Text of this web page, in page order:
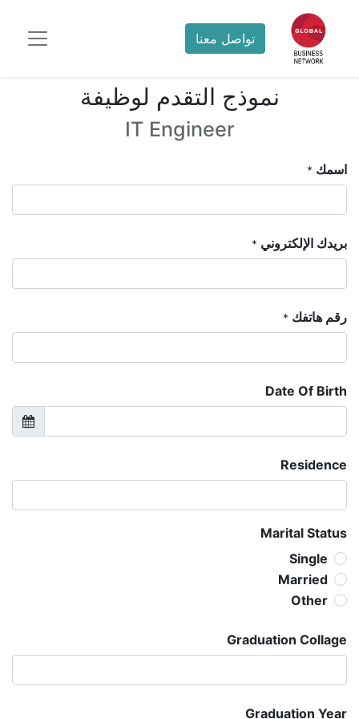
تواصل معنا
نموذج التقدم لوظيفة
IT Engineer
اسمك *
بريدك الإلكتروني *
رقم هاتفك *
Date Of Birth
Residence
Marital Status
Single
Married
Other
Graduation Collage
Graduation Year